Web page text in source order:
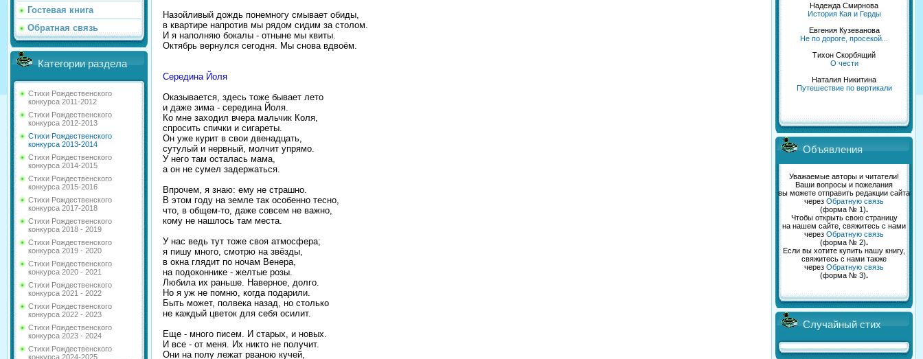
Гостевая книга
Обратная связь
Категории раздела
Стихи Рождественского
конкурса 2011-2012
Стихи Рождественского
конкурса 2012-2013
Стихи Рождественского
конкурса 2013-2014
Стихи Рождественского
конкурса 2014-2015
Стихи Рождественского
конкурса 2015-2016
Стихи Рождественского
конкурса 2017-2018
Стихи Рождественского
конкурса 2018 - 2019
Стихи Рождественского
конкурса 2019 - 2020
Стихи Рождественского
конкурса 2020 - 2021
Стихи Рождественского
конкурса 2021 - 2022
Стихи Рождественского
конкурса 2022 - 2023
Стихи Рождественского
конкурса 2023 - 2024
Стихи Рождественского
конкурса 2024-2025
Назойливый дождь понемногу смывает обиды,
в квартирe напротив мы рядом сидим за столом.
И я наполняю бокалы - отнынe мы квиты.
Октябрь вернулся сегодня. Мы снова вдвоём.
Середина Йоля
Оказывается, здесь тоже бывает лето
и даже зима - середина Йоля.
Ко мне заходил вчера мальчик Коля,
спросить спички и сигареты.
Он уже курит в свои двенадцать,
сутулый и нервный, молчит упрямо.
У него там осталась мама,
а он не сумел задержаться.
Впрочем, я знаю: ему не страшно.
В этом году на земле так особенно тесно,
что, в общем-то, даже совсем не важно,
кому не нашлось там места.
У нас ведь тут тоже своя атмосфера;
я пишу много, смотрю на звёзды,
в окна глядит по ночам Венeра,
на подоконнике - желтые розы.
Любила их раньше. Наверное, долго.
Но я уж не помню, когда подарили.
Быть может, полвека назад, но столько
не каждый цветок для себя осилит.
Еще - много писем. И старых, и новых.
И все - от меня. Их никто не получит.
Они на полу лежат рваною кучей,
Надежда Смирнова
История Кая и Герды
Евгения Кузеванова
Не по дороге, просекой...
Тихон Скорбящий
О чести
Наталия Никитина
Путешествие по вертикали
Объявления
Уважаемые авторы и читатели!
Ваши вопросы и пожелания
вы можете отправить редакции сайта
через Обратную связь
(форма № 1).
Чтобы открыть свою страницу
на нашем сайте, свяжитесь с нами
через Обратную связь
(форма № 2).
Если вы хотите купить нашу книгу,
свяжитесь с нами также
через Обратную связь
(форма № 3).
Случайный стих